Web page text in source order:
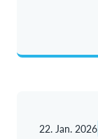
22. Jan. 2026